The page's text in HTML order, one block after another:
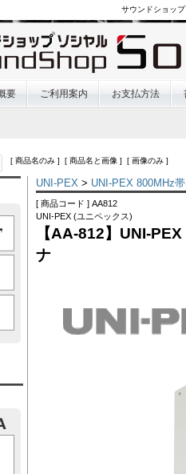
サウンドショッ
要 ご利用案内 お支払方法
[ 商品名のみ ] [ 商品名と画像 ] [ 画像のみ ]
UNI-PEX > UNI-PEX 800MHz
[ 商品コード ] AA812
UNI-PEX (ユニペックス)
【AA-812】UNI-
ナ